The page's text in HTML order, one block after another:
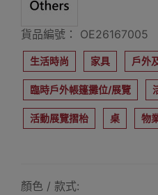
貨品編號： OE26167005
生活時尚 家具 戶外
臨時戶外帳篷攤位/展覽
活動展覽摺枱 桌 物
顏色 / 款式: